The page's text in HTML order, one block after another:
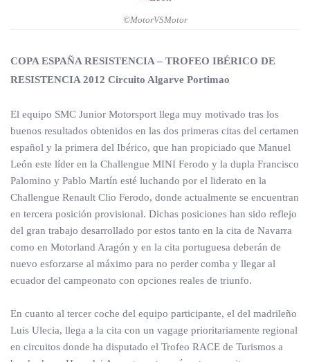
©MotorVSMotor
COPA ESPAÑA RESISTENCIA – TROFEO IBÉRICO DE
RESISTENCIA 2012 Circuito Algarve Portimao
El equipo SMC Junior Motorsport llega muy motivado tras los
buenos resultados obtenidos en las dos primeras citas del certamen
español y la primera del Ibérico, que han propiciado que Manuel
León este líder en la Challengue MINI Ferodo y la dupla Francisco
Palomino y Pablo Martín esté luchando por el liderato en la
Challengue Renault Clio Ferodo, donde actualmente se encuentran
en tercera posición provisional. Dichas posiciones han sido reflejo
del gran trabajo desarrollado por estos tanto en la cita de Navarra
como en Motorland Aragón y en la cita portuguesa deberán de
nuevo esforzarse al máximo para no perder comba y llegar al
ecuador del campeonato con opciones reales de triunfo.
En cuanto al tercer coche del equipo participante, el del madrileño
Luis Ulecia, llega a la cita con un vagage prioritariamente regional
en circuitos donde ha disputado el Trofeo RACE de Turismos a